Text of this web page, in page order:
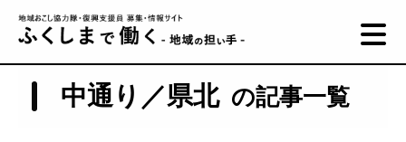
中通り／県北 の記事一覧